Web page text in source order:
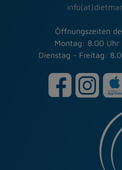
Öffnungszeiten
Montag: 8.00 Uhr
Dienstag - Freitag: